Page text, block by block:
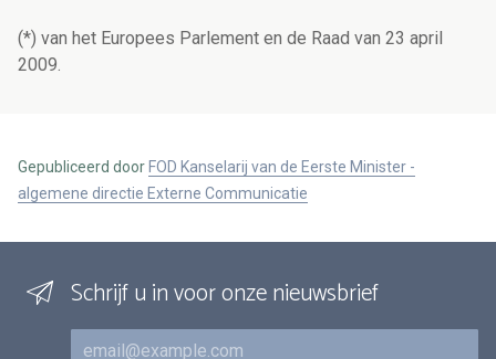
(*) van het Europees Parlement en de Raad van 23 april
2009.
Gepubliceerd door FOD Kanselarij van de Eerste Minister -
algemene directie Externe Communicatie
Schrijf u in voor onze nieuwsbrief
E-mail